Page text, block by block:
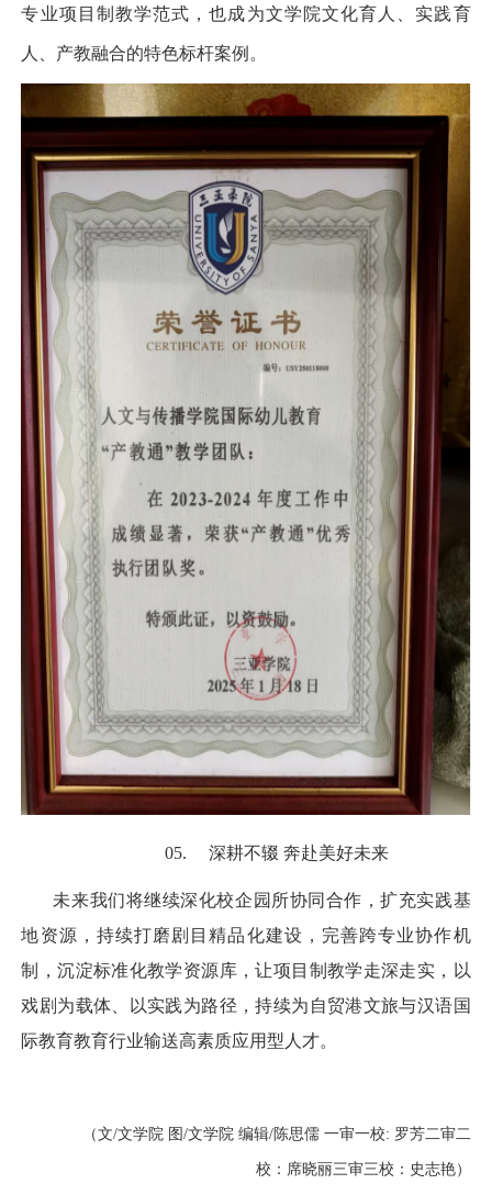
专业项目制教学范式，也成为文学院文化育人、实践育
人、产教融合的特色标杆案例。
05. 深耕不辍 奔赴美好未来
未来我们将继续深化校企园所协同合作，扩充实践基
地资源，持续打磨剧目精品化建设，完善跨专业协作机
制，沉淀标准化教学资源库，让项目制教学走深走实，以
戏剧为载体、以实践为路径，持续为自贸港文旅与汉语国
际教育教育行业输送高素质应用型人才。
（文/文学院 图/文学院 编辑/陈思儒 一审一校: 罗芳二审二
校：席晓丽三审三校：史志艳）